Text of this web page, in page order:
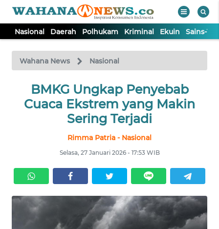
Nasional Daerah Polhukam Kriminal Ekuin Sains-
Wahana News Nasional
BMKG Ungkap Penyebab
Cuaca Ekstrem yang Makin
Sering Terjadi
Rimma Patria - Nasional
Selasa, 27 Januari 2026 - 17:53 WIB
TV
Tutup
NASIONAL
KRIMINAL
EKUIN
SAINS-TEKNO